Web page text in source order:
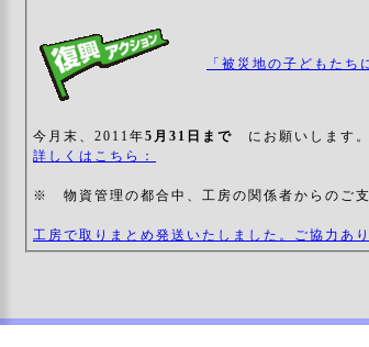
「被災地の子どもたち
今月末、2011年5月31日まで にお願いします。
詳しくはこちら：
※ 物資管理の都合中、工房の関係者からのご支
工房で取りまとめ発送いたしました。ご協力あ